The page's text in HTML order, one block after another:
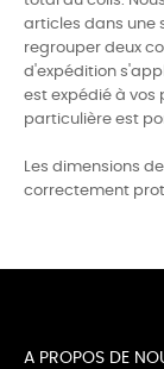
articles dans une
regrouper deux
d'expédition
est expédié à vos
particulière est
Les dimensions
correctement
A PROPOS DE